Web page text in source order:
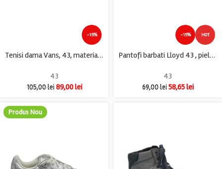
-15%
Tenisi dama Vans, 43, material textil, multicolor
43
105,00lei 89,00lei
-15% HOT
Pantofi barbati Lloyd 43 , piele , maro negru
43
69,00lei 58,65lei
Produs Nou